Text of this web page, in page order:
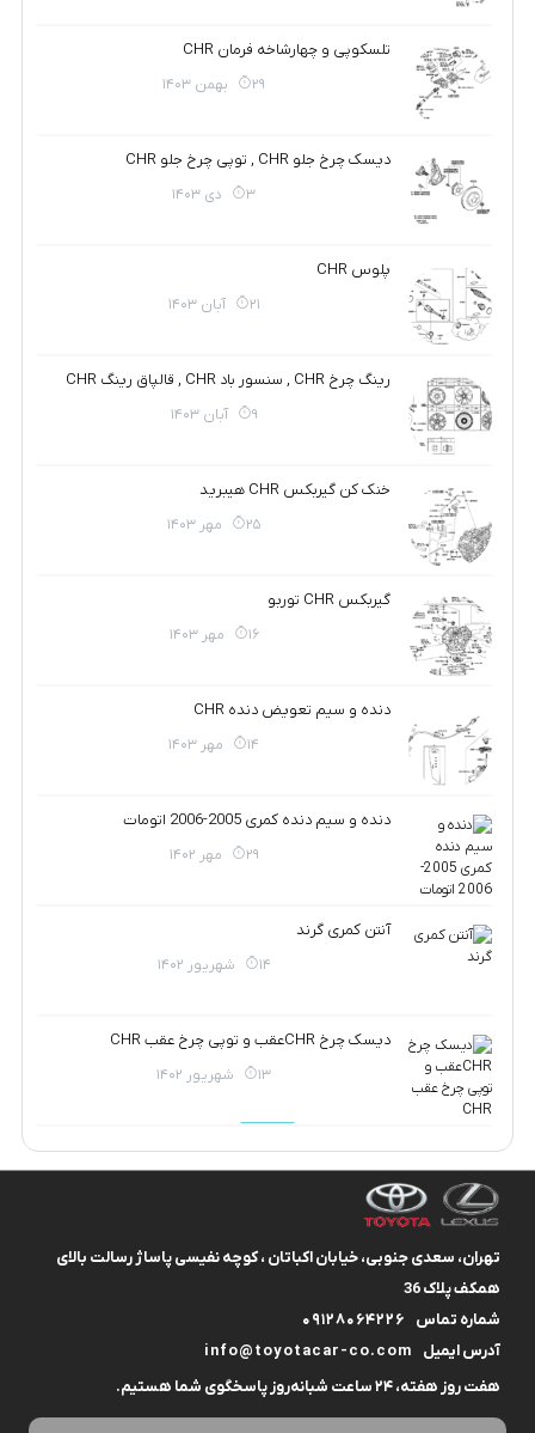
تلسکوپی و چهارشاخه فرمان CHR
29 بهمن 1403
دیسک چرخ جلو CHR , توپی چرخ جلو CHR
3 دی 1403
پلوس CHR
21 آبان 1403
رینگ چرخ CHR , سنسور باد CHR , قالپاق رینگ CHR
9 آبان 1403
خنک کن گیربکس CHR هیبرید
25 مهر 1403
گیربکس CHR توربو
16 مهر 1403
دنده و سیم تعویض دنده CHR
14 مهر 1403
دنده و سیم دنده کمری 2005-2006 اتومات
29 مهر 1402
آنتن کمری گرند
14 شهریور 1402
دیسک چرخ CHRعقب و توپی چرخ عقب CHR
13 شهریور 1402
تهران، سعدی جنوبی، خیابان اکباتان ، کوچه نفیسی پاساژ رسالت بالای
همکف پلاک 36
شماره تماس
09128064226
آدرس ایمیل
info@toyotacar-co.com
هفت روز هفته، ۲۴ ساعت شبانه‌روز پاسخگوی شما هستیم.